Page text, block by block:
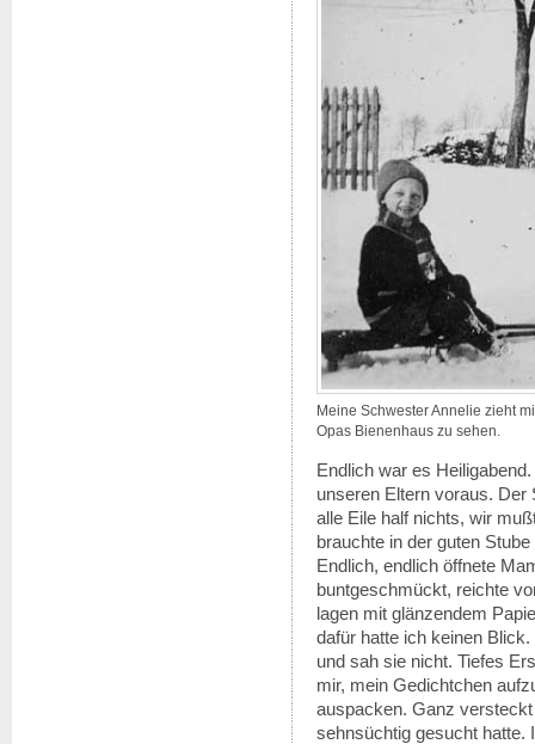
Meine Schwester Annelie zieht
Opas Bienenhaus zu sehen.
Endlich war es
unseren Eltern voraus. Der
alle Eile half nichts, wir
brauchte in der guten
Endlich, endlich öffnete
buntgeschmückt, reichte
lagen mit glänzendem
dafür hatte ich keinen
und sah sie nicht. Tiefes
mir, mein Gedichtchen
auspacken. Ganz
sehnsüchtig gesucht hatte.